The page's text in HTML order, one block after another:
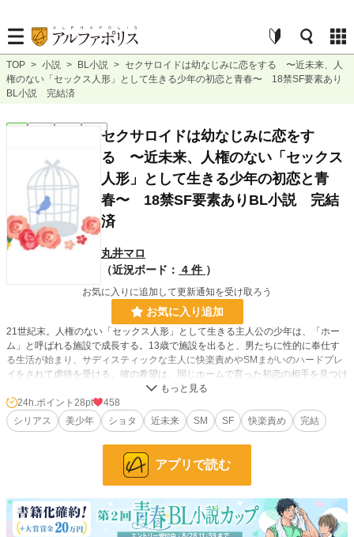
TOP > 小説 > BL小説 > セクサロイドは幼なじみに恋をする 〜近未来、人
権のない「セックス人形」として生きる少年の初恋と青春〜 18禁SF要素あり
BL小説 完結済
セクサロイドは幼なじみに恋をす
る 〜近未来、人権のない「セックス
人形」として生きる少年の初恋と青
春〜 18禁SF要素ありBL小説 完結
済
丸井マロ
（近況ボード： 4 件 ）
お気に入りに追加して更新通知を受け取ろう
お気に入り追加
21世紀末。人権のない「セックス人形」として生きる主人公の少年は、「ホー
ム」と呼ばれる施設で成長する。13歳で施設を出ると、男たちに性的に奉仕す
る生活が始まり、サディスティックな主人に快楽責めやSMまがいのハードプレ
イをされて虐待を受ける。彼の希望は、同じホームで育った初恋の相手を見つけ
出し、「特権」を手に入れることだった。
サクっと読める、約３万字の中編です。
R18、BL、SMなどの痛い描写、ショタ描写あります。
舞台は近未来で、SF要素ありますが、ストーリーは日常系の青春恋愛BL小説で
バッドエンドではありませんが、完璧なハッピーエンドではなく、読んだ方の想
像に委ねるエンディングです。
BLエロ、R18描写がある話は、サブタイトルに注意書きを入れています。
24h.ポイント 28pt
458
シリアス
美少年 ショタ 近未来 SM SF 快楽責め 完結
アプリで読む